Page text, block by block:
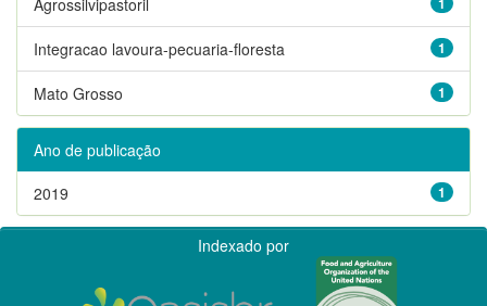
1
Integracao lavoura-pecuaria-floresta
1
Mato Grosso
Ano de publicação
1
2019
Indexado por